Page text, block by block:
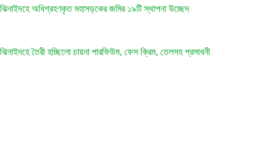
ঝিনাইদহে অধিগ্রহণকৃত মহাসড়কের জমির ১৯টি স্থাপনা উচ্ছেদ
ঝিনাইদহে তৈরী হচ্ছিলো চায়না পারফিউম, ফেস ক্রিম, তেলসহ প্রসাধনী